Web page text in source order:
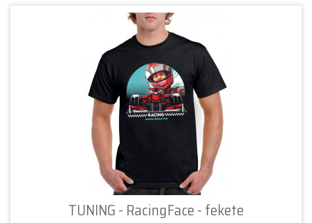
TUNING - RacingFace - fekete